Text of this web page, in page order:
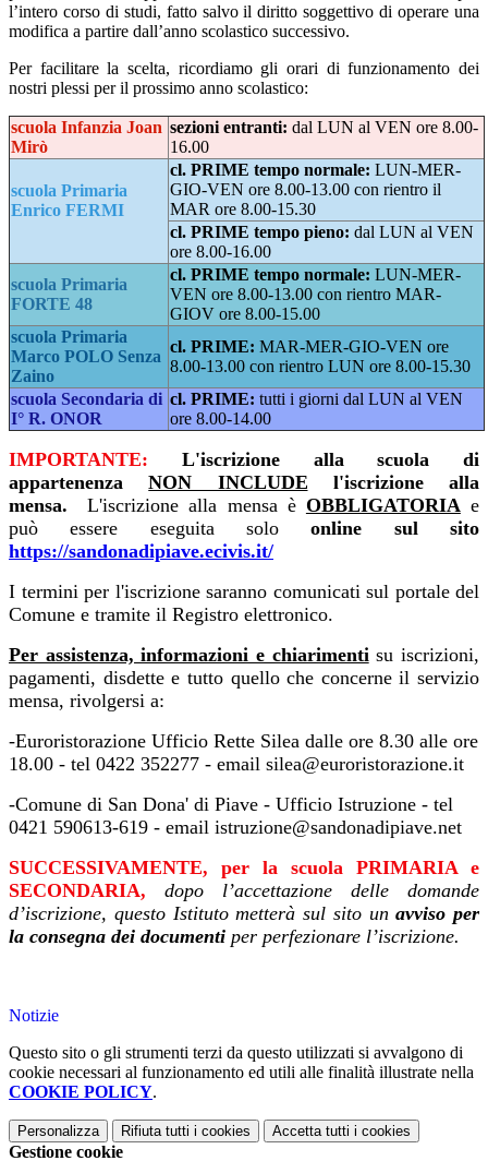
l’intero corso di studi, fatto salvo il diritto soggettivo di operare una
modifica a partire dall’anno scolastico successivo.
Per facilitare la scelta, ricordiamo gli orari di funzionamento dei
nostri plessi per il prossimo anno scolastico:
scuola Infanzia Joan
Mirò
sezioni entranti: dal LUN al VEN ore 8.00-
16.00
scuola Primaria
Enrico FERMI
cl. PRIME tempo normale: LUN-MER-
GIO-VEN ore 8.00-13.00 con rientro il
MAR ore 8.00-15.30
cl. PRIME tempo pieno: dal LUN al VEN
ore 8.00-16.00
scuola Primaria
FORTE 48
cl. PRIME tempo normale: LUN-MER-
VEN ore 8.00-13.00 con rientro MAR-
GIOV ore 8.00-15.00
scuola Primaria
Marco POLO Senza
Zaino
cl. PRIME: MAR-MER-GIO-VEN ore
8.00-13.00 con rientro LUN ore 8.00-15.30
scuola Secondaria di
I° R. ONOR
cl. PRIME: tutti i giorni dal LUN al VEN
ore 8.00-14.00
IMPORTANTE: L'iscrizione alla scuola di
appartenenzaNON INCLUDE l'iscrizione alla
mensa.L'iscrizione alla mensa è OBBLIGATORIAe
può essere eseguita soloonline sul sito
https://sandonadipiave.ecivis.it/
I termini per l'iscrizione saranno comunicati sul portale del
Comune e tramite il Registro elettronico.
Per assistenza, informazioni e chiarimentisu iscrizioni,
pagamenti, disdette e tutto quello che concerne il servizio
mensa, rivolgersi a:
-Euroristorazione Ufficio Rette Silea dalle ore 8.30 alle ore
18.00 - tel 0422 352277 - email silea@euroristorazione.it
-Comune di San Dona' di Piave - Ufficio Istruzione - tel
0421 590613-619 - email istruzione@sandonadipiave.net
SUCCESSIVAMENTE, per la scuola PRIMARIA e
SECONDARIA,
dopo l’accettazione delle domande
d’iscrizione, questo Istituto metterà sul sito unavviso per
la consegna dei documenti per perfezionare l’iscrizione.
Notizie
Questo sito o gli strumenti terzi da questo utilizzati si avvalgono di
cookie necessari al funzionamento ed utili alle finalità illustrate nella
COOKIE POLICY.
Personalizza Rifiuta tutti i cookies Accetta tutti i cookies
Gestione cookie